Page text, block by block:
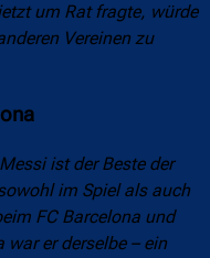
um Rat fragte, würde
Vereinen zu
ist der Beste der
im Spiel als auch
FC Barcelona und
er derselbe – ein